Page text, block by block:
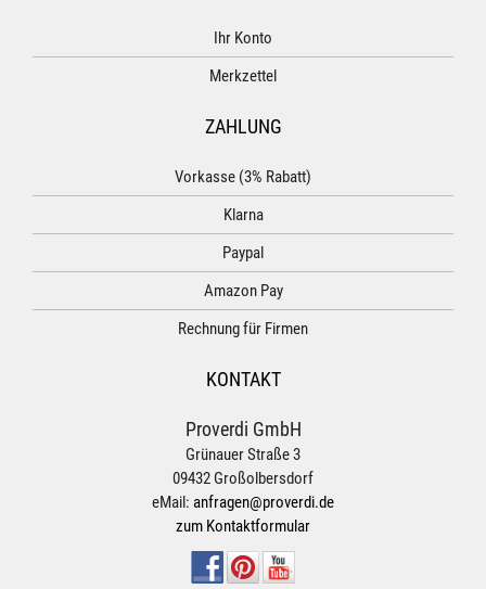
Ihr Konto
Merkzettel
ZAHLUNG
Vorkasse (3% Rabatt)
Klarna
Paypal
Amazon Pay
Rechnung für Firmen
KONTAKT
Proverdi GmbH
Grünauer Straße 3
09432 Großolbersdorf
eMail: anfragen@proverdi.de
zum Kontaktformular